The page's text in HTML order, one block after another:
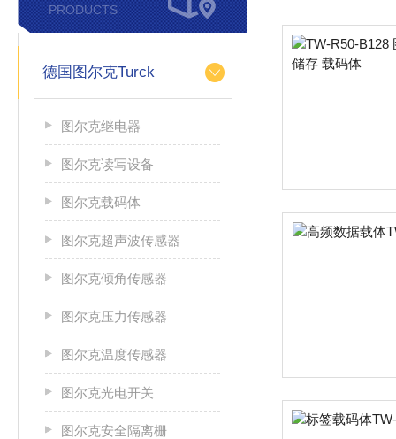
PRODUCTS
德国图尔克Turck
图尔克继电器
图尔克读写设备
图尔克载码体
图尔克超声波传感器
图尔克倾角传感器
图尔克压力传感器
图尔克温度传感器
图尔克光电开关
图尔克安全隔离栅